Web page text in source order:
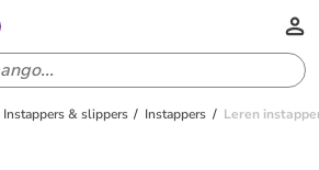
Instappers & slippers Instappers Leren